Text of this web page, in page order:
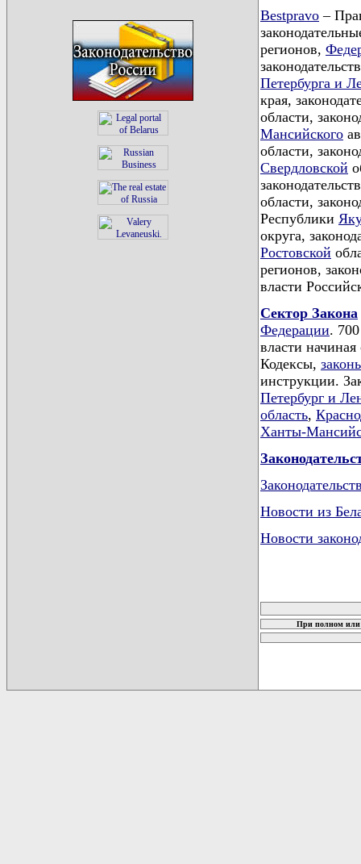
Bestpravo –
регионов,
Петербурга и
края,
области,
Мансийского
области,
Свердловской
области,
Республики
округа,
Ростовской
регионов,
власти
Сектор Закона
Федерации.
власти
Кодексы,
инструкции.
Петербург и
область,
Ханты-
Новости из
Новости
При полном или